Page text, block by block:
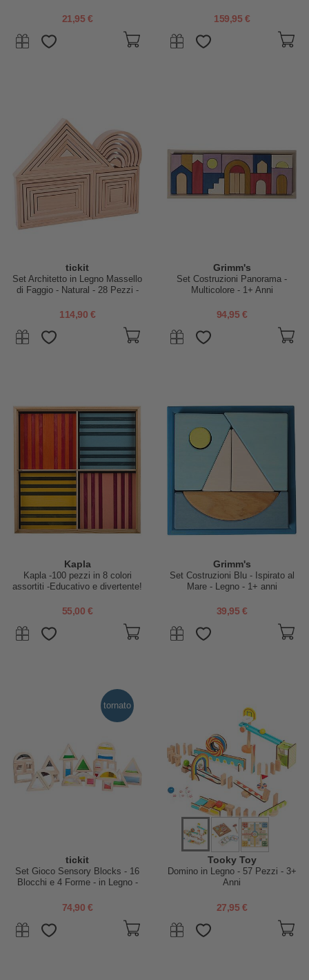
21,95 € 159,95 €
tickit
Set Architetto in Legno Massello
di Faggio - Natural - 28 Pezzi -
114,90 €
Grimm's
Set Costruzioni Panorama -
Multicolore - 1+ Anni
94,95 €
Kapla
Kapla -100 pezzi in 8 colori
assortiti -Educativo e divertente!
55,00 €
Grimm's
Set Costruzioni Blu - Ispirato al
Mare - Legno - 1+ anni
39,95 €
tornato
tickit
Set Gioco Sensory Blocks - 16
Blocchi e 4 Forme - in Legno -
74,90 €
Tooky Toy
Domino in Legno - 57 Pezzi - 3+
Anni
27,95 €